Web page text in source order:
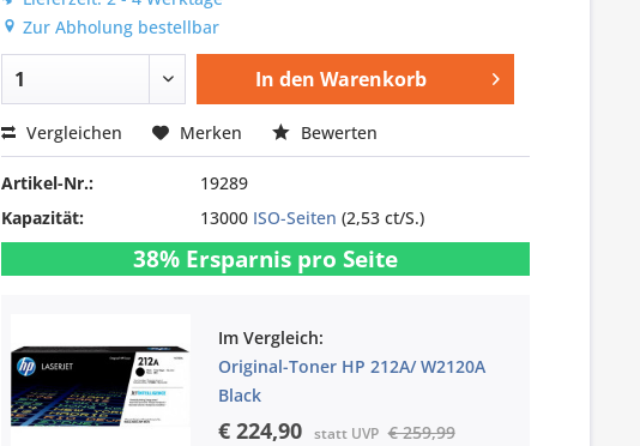
Zur Abholung bestellbar
In den Warenkorb
Vergleichen Merken Bewerten
Artikel-Nr.:
19289
Kapazität:
13000 ISO-Seiten (2,53 ct/S.)
38% Ersparnis pro Seite
Im Vergleich:
Original-Toner HP 212A/ W2120A
Black
€ 224,90 statt UVP € 259,99